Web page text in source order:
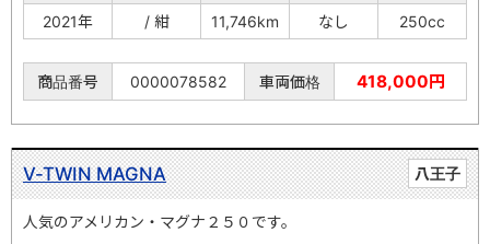
2021年
/ 紺 11,746km なし 250cc
商品番号 0000078582 車両価格 418,000円
八王子
V-TWIN MAGNA
人気のアメリカン・マグナ２５０です。